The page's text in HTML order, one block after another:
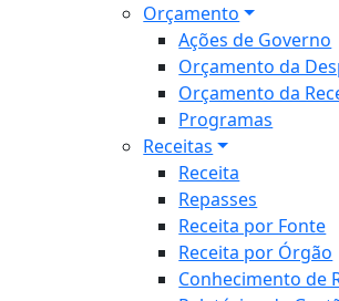
Orçamento
Ações de Governo
Orçamento da
Orçamento da
Programas
Receitas
Receita
Repasses
Receita por Fonte
Receita por Órgão
Conhecimento de